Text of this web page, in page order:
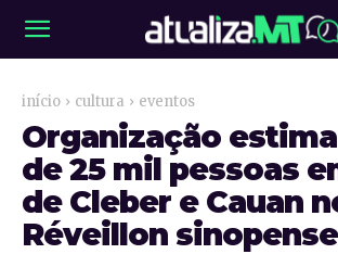
início cultura eventos
Organização
de 25 mil pessoas
de Cleber e Cauan
Réveillon sinopense